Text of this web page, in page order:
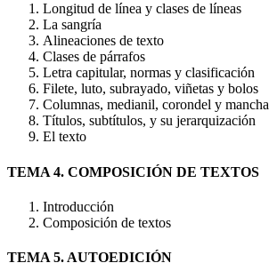
Longitud de línea y clases de líneas
La sangría
Alineaciones de texto
Clases de párrafos
Letra capitular, normas y clasificación
Filete, luto, subrayado, viñetas y bolos
Columnas, medianil, corondel y mancha
Títulos, subtítulos, y su jerarquización
El texto
TEMA 4. COMPOSICIÓN DE TEXTOS
Introducción
Composición de textos
TEMA 5. AUTOEDICIÓN